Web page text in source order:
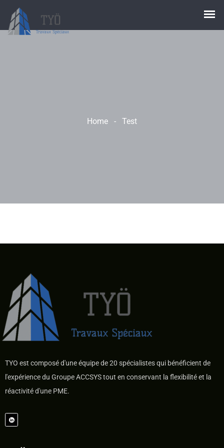
Home - Test
TYO est composé d'une équipe de 20 spécialistes qui bénéficient de
l'expérience du Groupe ACCSYS tout en conservant la flexibilité et la
réactivité d'une PME.